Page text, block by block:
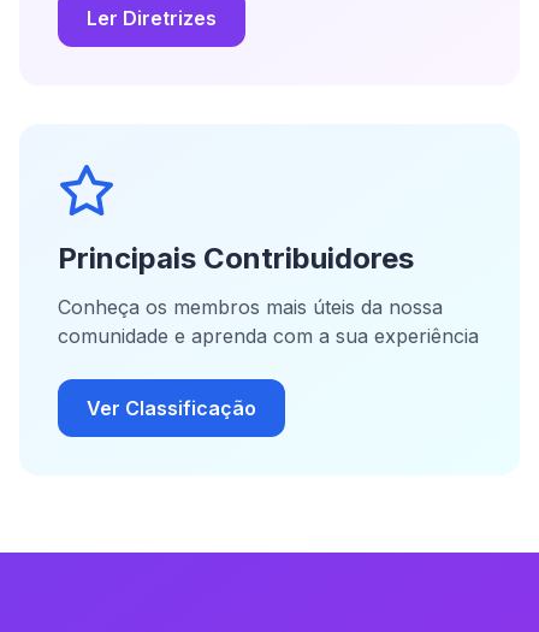
Ler Diretrizes
Principais Contribuidores
Conheça os membros mais úteis da nossa
comunidade e aprenda com a sua experiência
Ver Classificação